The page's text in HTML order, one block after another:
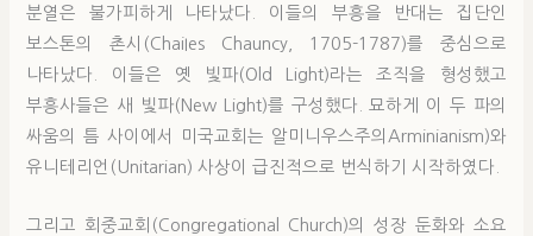
분열은 불가피하게 나타났다. 이들의 부흥을 반대는 집단인
보스톤의 촌시(ChaiIes Chauncy, 1705-1787)를 중심으로
나타났다. 이들은 옛 빛파(Old Light)라는 조직을 형성했고
부흥사들은 새 빛파(New Light)를 구성했다. 묘하게 이 두 파의
싸움의 틈 사이에서 미국교회는 알미니우스주의Arminianism)와
유니테리언(Unitarian) 사상이 급진적으로 번식하기 시작하였다.
그리고 회중교회(Congregational Church)의 성장 둔화와 소요